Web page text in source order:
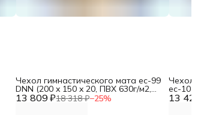
13 809 ₽18 318 ₽−25%
Чехол гимнастического мата ес-99
DNN (200 x 150 x 20, ПВХ 630г/м2,
низ ПВХ) 13
Чехол
ес-108
630г/